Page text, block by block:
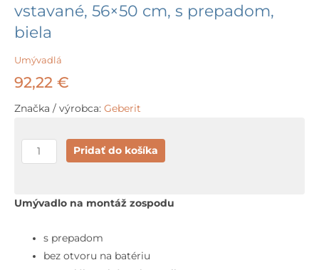
vstavané, 56×50 cm, s prepadom,
biela
Umývadlá
92,22 €
Značka / výrobca: Geberit
množstvo
Geberit
Umývadlo
56x50
cm,
Pridať do košíka
Umývadlo na montáž zospodu
s prepadom
bez otvoru na batériu